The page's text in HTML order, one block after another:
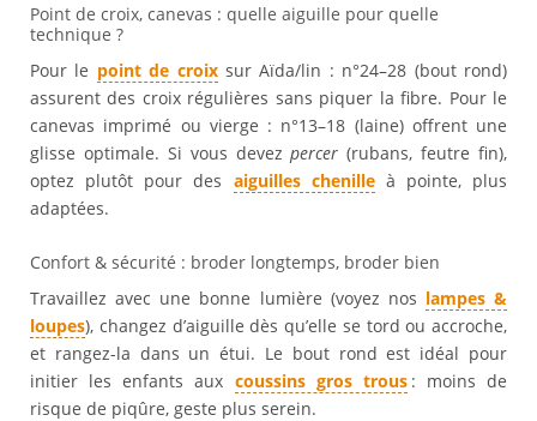
Point de croix, canevas : quelle aiguille pour quelle
technique ?
Pour le point de croixsur Aïda/lin : n°24–28 (bout rond)
assurent des croix régulières sans piquer la fibre. Pour le
canevas imprimé ou vierge : n°13–18 (laine) offrent une
glisse optimale. Si vous devezpercer (rubans, feutre fin),
optez plutôt pour des aiguilles chenilleà pointe, plus
adaptées.
Confort & sécurité : broder longtemps, broder bien
Travaillez avec une bonne lumière (voyez nos lampes &
loupes), changez d’aiguille dès qu’elle se tord ou accroche,
et rangez-la dans un étui. Le bout rond est idéal pour
initier les enfants aux coussins gros trous: moins de
risque de piqûre, geste plus serein.